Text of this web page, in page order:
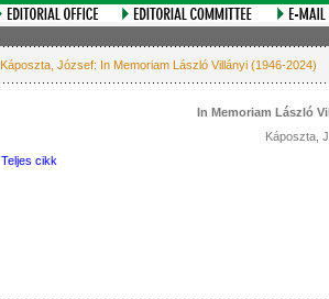
Káposzta, József: In Memoriam László Villányi (1946-2024)
In Memoriam László
Káposzta,
Teljes cikk